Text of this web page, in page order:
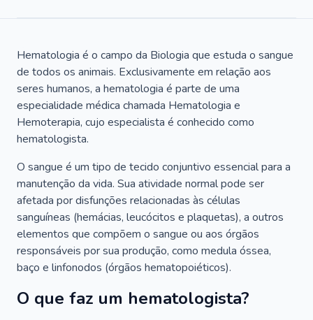
Hematologia é o campo da Biologia que estuda o sangue
de todos os animais. Exclusivamente em relação aos
seres humanos, a hematologia é parte de uma
especialidade médica chamada Hematologia e
Hemoterapia, cujo especialista é conhecido como
hematologista.
O sangue é um tipo de tecido conjuntivo essencial para a
manutenção da vida. Sua atividade normal pode ser
afetada por disfunções relacionadas às células
sanguíneas (hemácias, leucócitos e plaquetas), a outros
elementos que compõem o sangue ou aos órgãos
responsáveis por sua produção, como medula óssea,
baço e linfonodos (órgãos hematopoiéticos).
O que faz um hematologista?